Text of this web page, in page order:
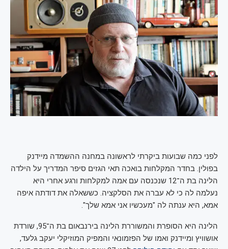
לפני כמה שבועות ביקרתי לראשונה במחנה ההשמדה מיידנק
בפולין. בחדר המקלחות בואכה תאי הגזים סיפר המדריך על הילדה
הלינה בת ה־12 שנכנסה עם אמה למקלחות ורגע אחרי היא
נעלמה לה כי לא עברה את הסלקציה. כששאלה את דודתה איפה
אמא, היא ענתה לה "מעכשיו אני אמא שלך".
הלינה היא הסופרת והמשוררת הלינה בירנבאום בת ה־95, שורדת
אושוויץ ומיידנק ואמו של הפזמונאי והמפיק המוזיקלי יעקב גלעד,